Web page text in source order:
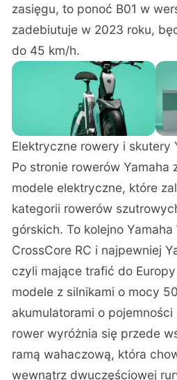
zasięgu, to ponoć B01 w
zadebiutuje w 2023 roku,
do 45 km/h.
Elektryczne rowery i skutery
Po stronie rowerów Yamaha
modele elektryczne, które
kategorii rowerów
górskich. To kolejno Yamaha
CrossCore RC i najpewniej
czyli mające trafić do
modele z silnikami o mocy
akumulatorami o
rower wyróżnia się przede
ramą wahaczową, która
wewnątrz dwuczęściowej